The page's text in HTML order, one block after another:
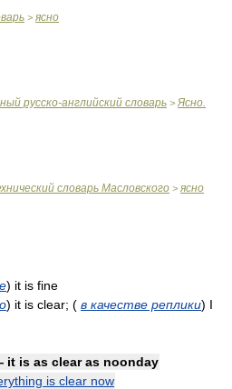
> ясно
русско-английский словарь > Ясно.
словарь Масловского > ясно
) it is fine
) it is clear; ( в качестве реплики) I
it is as clear as noonday
is clear now